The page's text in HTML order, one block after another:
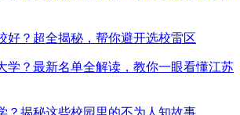
好？超全揭秘，帮你避开选校雷区
学？最新名单全解读，教你一眼看懂江苏
？揭秘这些校园里的不为人知故事